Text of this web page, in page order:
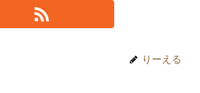
りーえる